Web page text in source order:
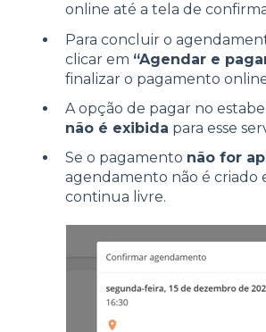
online até a tela de
Para concluir o
clicar em “Agendar e
finalizar o pagamento
A opção de pagar no
não é exibida para esse
Se o pagamento não for
agendamento não é criado
continua livre.